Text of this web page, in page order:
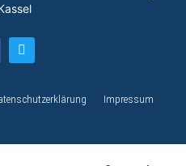
Impressum